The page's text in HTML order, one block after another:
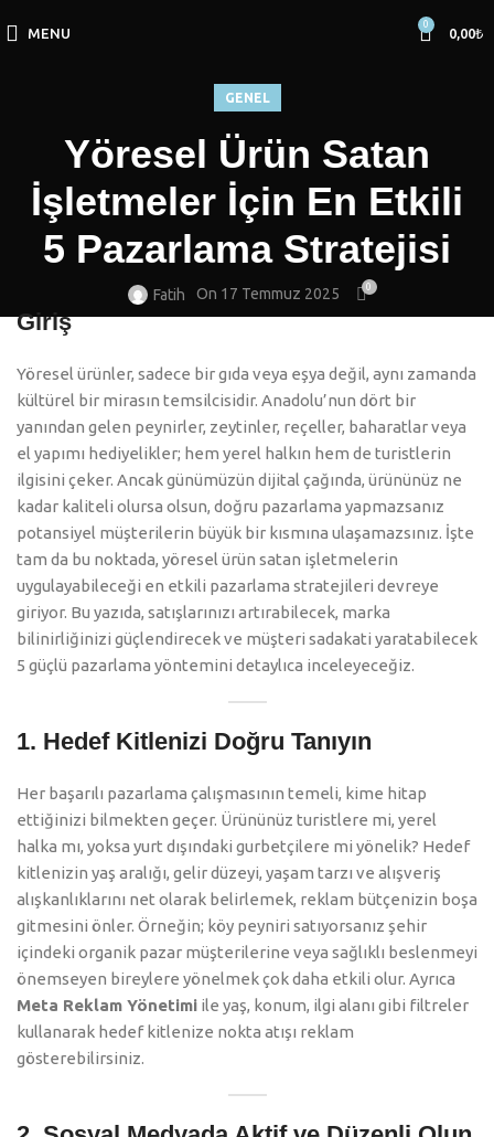
MENU
0
0,00₺
GENEL
Yöresel Ürün Satan
İşletmeler İçin En Etkili
5 Pazarlama Stratejisi
Fatih On 17 Temmuz 2025 0
Giriş
Yöresel ürünler, sadece bir gıda veya eşya değil, aynı zamanda
kültürel bir mirasın temsilcisidir. Anadolu’nun dört bir
yanından gelen peynirler, zeytinler, reçeller, baharatlar veya
el yapımı hediyelikler; hem yerel halkın hem de turistlerin
ilgisini çeker. Ancak günümüzün dijital çağında, ürününüz ne
kadar kaliteli olursa olsun, doğru pazarlama yapmazsanız
potansiyel müşterilerin büyük bir kısmına ulaşamazsınız. İşte
tam da bu noktada, yöresel ürün satan işletmelerin
uygulayabileceği en etkili pazarlama stratejileri devreye
giriyor. Bu yazıda, satışlarınızı artırabilecek, marka
bilinirliğinizi güçlendirecek ve müşteri sadakati yaratabilecek
5 güçlü pazarlama yöntemini detaylıca inceleyeceğiz.
1. Hedef Kitlenizi Doğru Tanıyın
Her başarılı pazarlama çalışmasının temeli, kime hitap
ettiğinizi bilmekten geçer. Ürününüz turistlere mi, yerel
halka mı, yoksa yurt dışındaki gurbetçilere mi yönelik? Hedef
kitlenizin yaş aralığı, gelir düzeyi, yaşam tarzı ve alışveriş
alışkanlıklarını net olarak belirlemek, reklam bütçenizin boşa
gitmesini önler. Örneğin; köy peyniri satıyorsanız şehir
içindeki organik pazar müşterilerine veya sağlıklı beslenmeyi
önemseyen bireylere yönelmek çok daha etkili olur. Ayrıca
Meta Reklam Yönetimi ile yaş, konum, ilgi alanı gibi filtreler
kullanarak hedef kitlenize nokta atışı reklam
gösterebilirsiniz.